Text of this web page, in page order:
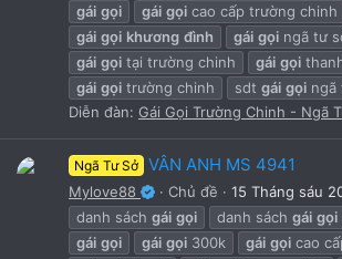
gái gọi gái gọi cao cấp trường chinh
gái gọi khương đình gái gọi ngã tư
gái gọi tại trường chinh gái gọi
gái gọi trường chinh sdt gái gọi ngã
Diễn đàn: Gái Gọi Trường Chinh - Ngã
Ngã Tư Sở VÂN ANH MS 4941
Mylove88 Chủ đề 15 Tháng sáu
danh sách gái gọi danh sách gái gọi
gái gọi gái gọi 300k gái gọi cao